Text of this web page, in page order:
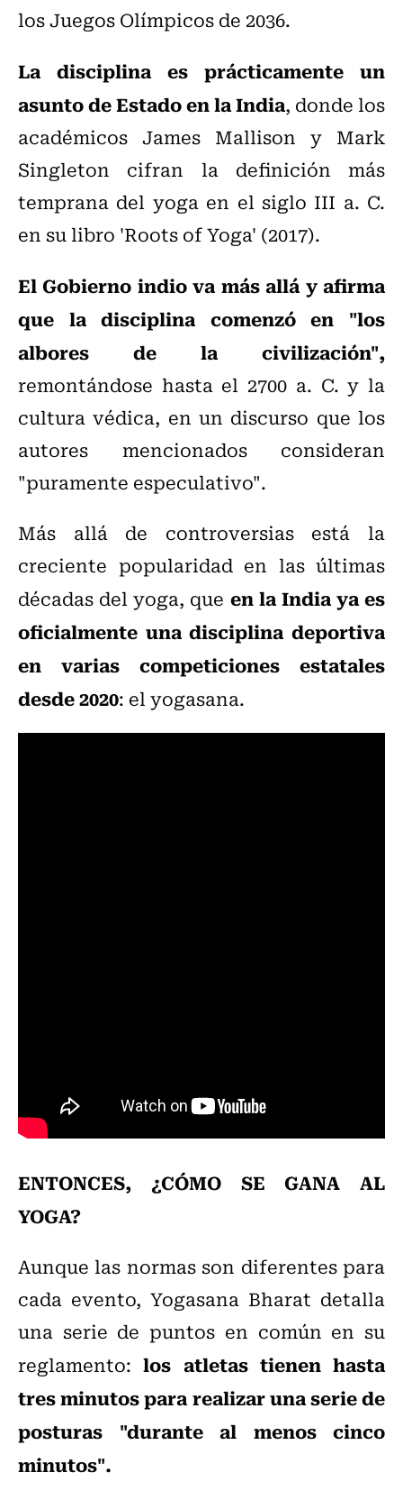
los Juegos Olímpicos de 2036.
La disciplina es prácticamente un
asunto de Estado en la India, donde los
académicos James Mallison y Mark
Singleton cifran la definición más
temprana del yoga en el siglo III a. C.
en su libro 'Roots of Yoga' (2017).
El Gobierno indio va más allá y afirma
que la disciplina comenzó en "los
albores de la civilización",
remontándose hasta el 2700 a. C. y la
cultura védica, en un discurso que los
autores mencionados consideran
"puramente especulativo".
Más allá de controversias está la
creciente popularidad en las últimas
décadas del yoga, que en la India ya es
oficialmente una disciplina deportiva
en varias competiciones estatales
desde 2020: el yogasana.
ENTONCES, ¿CÓMO SE GANA AL
YOGA?
Aunque las normas son diferentes para
cada evento, Yogasana Bharat detalla
una serie de puntos en común en su
reglamento:los atletas tienen hasta
tres minutos para realizar una serie de
posturas "durante al menos cinco
minutos".